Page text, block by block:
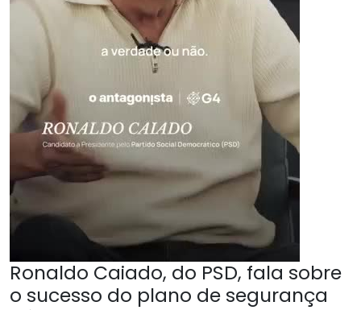
Ronaldo Caiado, do PSD, fala sobre
o sucesso do plano de segurança